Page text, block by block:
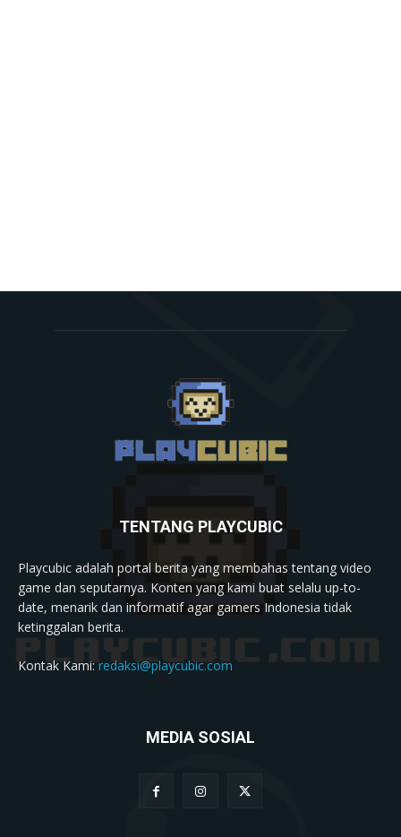
TENTANG PLAYCUBIC
Playcubic adalah portal berita yang membahas tentang video
game dan seputarnya. Konten yang kami buat selalu up-to-
date, menarik dan informatif agar gamers Indonesia tidak
ketinggalan berita.
Kontak Kami:redaksi@playcubic.com
MEDIA SOSIAL